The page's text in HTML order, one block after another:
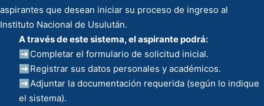
aspirantes que desean iniciar su proceso de ingreso al
Instituto Nacional de Usulután.
A través de este sistema, el aspirante podrá:
➡️Completar el formulario de solicitud inicial.
➡️Registrar sus datos personales y académicos.
➡️Adjuntar la documentación requerida (según lo indique
el sistema).